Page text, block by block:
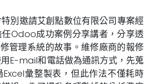
邀請艾創點數位有限公司專案經
Odoo成功案例分享講者，分享透
管理系統的故事。維修廠商的報修
E-mail和電話做為通訊方式，先蒐
彙整製表，但此作法不僅耗時